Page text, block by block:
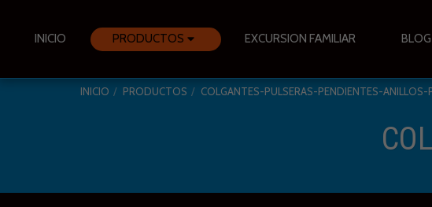
INICIO PRODUCTOS EXCURSION FAMILIAR BLOG
INICIO PRODUCTOS COLGANTES-PULSERAS-PENDIENTES-ANILLOS-